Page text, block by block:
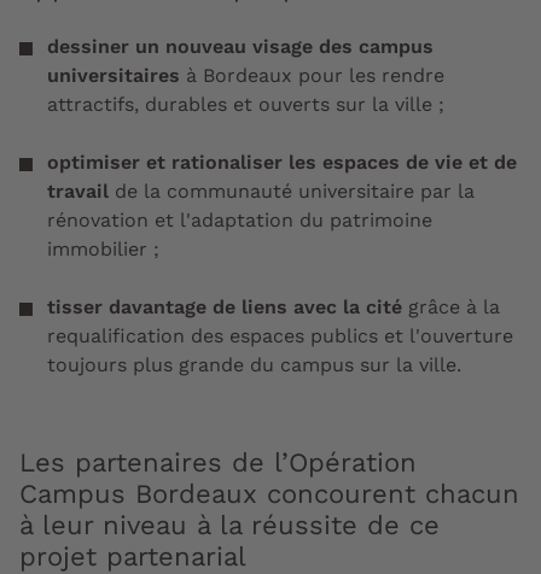
dessiner un nouveau visage des campus
universitaires à Bordeaux pour les rendre
attractifs, durables et ouverts sur la ville ;
optimiser et rationaliser les espaces de vie et de
travail de la communauté universitaire par la
rénovation et l'adaptation du patrimoine
immobilier ;
tisser davantage de liens avec la cité grâce à la
requalification des espaces publics et l'ouverture
toujours plus grande du campus sur la ville.
Les partenaires de l’Opération
Campus Bordeaux concourent chacun
à leur niveau à la réussite de ce
projet partenarial